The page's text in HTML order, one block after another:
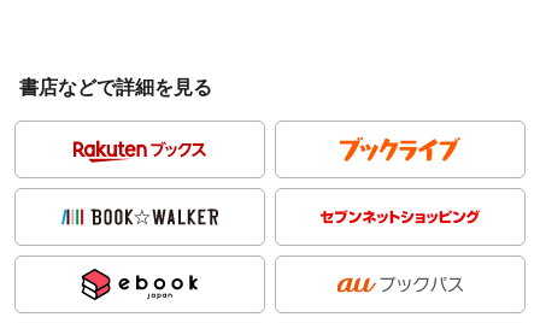
書店などで詳細を見る